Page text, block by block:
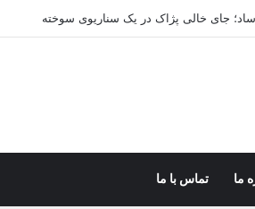
جای خالی پژاک در یک سناریوی سوخته
ما تماس با ما